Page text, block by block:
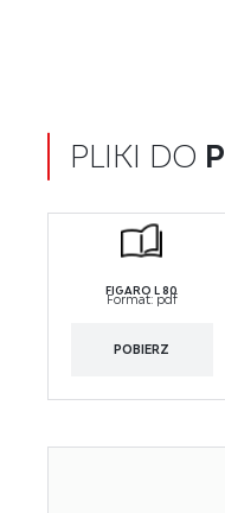
PLIKI DO
FIGARO L 80
Format:pdf
POBIERZ